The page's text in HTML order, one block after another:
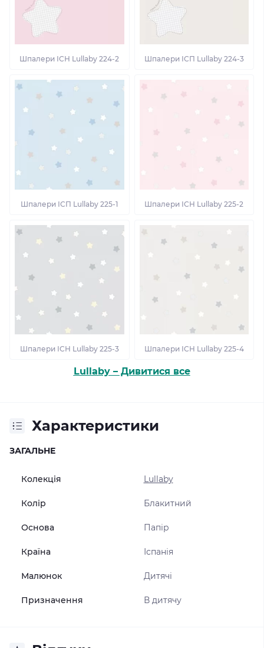
Шпалери ІСН Lullaby 224-2 Шпалери ІСП Lullaby 224-3
Шпалери ІСП Lullaby 225-1 Шпалери ІСН Lullaby 225-2
Шпалери ІСН Lullaby 225-3 Шпалери ІСН Lullaby 225-4
Lullaby – Дивитися все
Характеристики
ЗАГАЛЬНЕ
Колекція Lullaby
Колір Блакитний
Основа Папір
Країна Іспанія
Малюнок Дитячі
Призначення В дитячу